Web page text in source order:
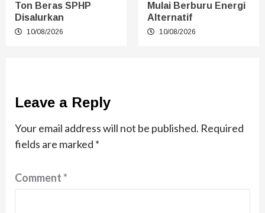
Ton Beras SPHP
Disalurkan
10/08/2026
Mulai Berburu Energi
Alternatif
10/08/2026
Leave a Reply
Your email address will not be published. Required
fields are marked *
Comment*